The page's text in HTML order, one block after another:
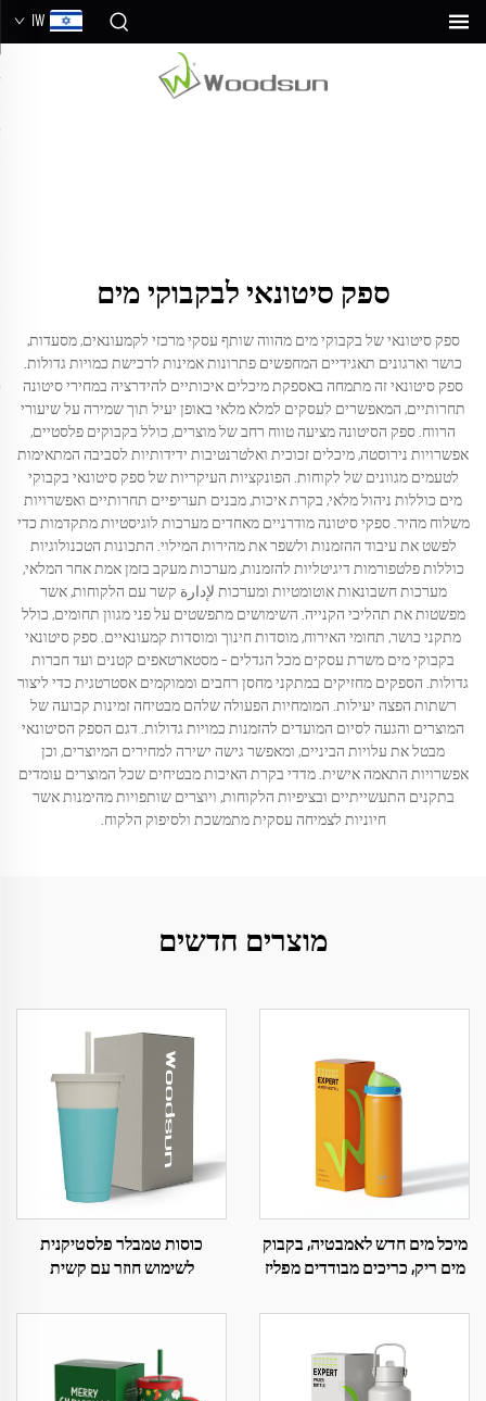
IW
ספק סיטונאי לבקבוקי מים
ספק סיטונאי של בקבוקי מים מהווה שותף עסקי מרכזי לקמעונאים, מסעדות,
כושר וארגונים תאגידיים המחפשים פתרונות אמינות לרכישת כמויות גדולות.
ספק סיטונאי זה מתמחה באספקת מיכלים איכותיים להידרציה במחירי סיטונה
תחרותיים, המאפשרים לעסקים למלא מלאי באופן יעיל תוך שמירה על שיעורי
הרווח. ספק הסיטונה מציעה טווח רחב של מוצרים, כולל בקבוקים פלסטיים,
אפשרויות נירוסטה, מיכלים זכוכית ואלטרנטיבות ידידותיות לסביבה המתאימות
לטעמים מגוונים של לקוחות. הפונקציות העיקריות של ספק סיטונאי בקבוקי
מים כוללות ניהול מלאי, בקרת איכות, מבנים תעריפיים תחרותיים ואפשרויות
משלוח מהיר. ספקי סיטונה מודרניים מאחדים מערכות לוגיסטיות מתקדמות כדי
לפשט את עיבוד ההזמנות ולשפר את מהירות המילוי. התכונות הטכנולוגיות
כוללות פלטפורמות דיגיטליות להזמנות, מערכות מעקב בזמן אמת אחר המלאי,
מערכות חשבונאות אוטומטיות ומערכות لإدارة קשר עם הלקוחות, אשר
מפשטות את תהליכי הקנייה. השימושים מתפשטים על פני מגוון תחומים, כולל
מתקני כושר, תחומי האירוח, מוסדות חינוך ומוסדות קמעונאיים. ספק סיטונאי
בקבוקי מים משרת עסקים מכל הגדלים – מסטארטאפים קטנים ועד חברות
גדולות. הספקים מחזיקים במתקני מחסן רחבים וממוקמים אסטרטגית כדי ליצור
רשתות הפצה יעילות. המומחיות הפעולה שלהם מבטיחה זמינות קבועה של
המוצרים והגעה לסיום המועדים להזמנות כמויות גדולות. דגם הספק הסיטונאי
מבטל את עלויות הביניים, ומאפשר גישה ישירה למחירים המיוצרים, וכן
אפשרויות התאמה אישית. מדדי בקרת האיכות מבטיחים שכל המוצרים עומדים
בתקנים התעשייתיים ובציפיות הלקוחות, ויוצרים שותפויות מהימנות אשר
חיוניות לצמיחה עסקית מתמשכת ולסיפוק הלקוח.
מוצרים חדשים
מיכל מים חדש לאמבטיה, בקבוק
מים ריק, כריכים מבודדים מפליז
כוסות טמבלר פלסטיקנית
לשימוש חוזר עם קשית